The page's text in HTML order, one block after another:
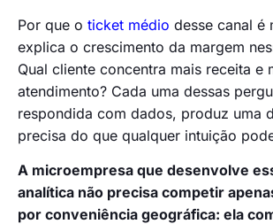
Por que o ticket médio desse canal é
explica o crescimento da margem
Qual cliente concentra mais receita e
atendimento? Cada uma dessas
respondida com dados, produz uma
precisa do que qualquer intuição
A microempresa que desenvolve
analítica não precisa competir
por conveniência geográfica: ela